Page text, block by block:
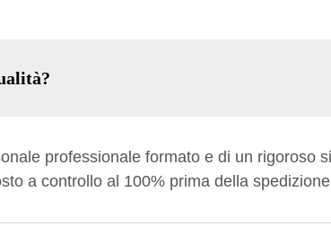
professionale formato e di un rigoroso
a controllo al 100% prima della